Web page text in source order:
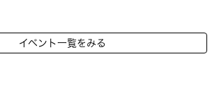
イベント一覧をみる